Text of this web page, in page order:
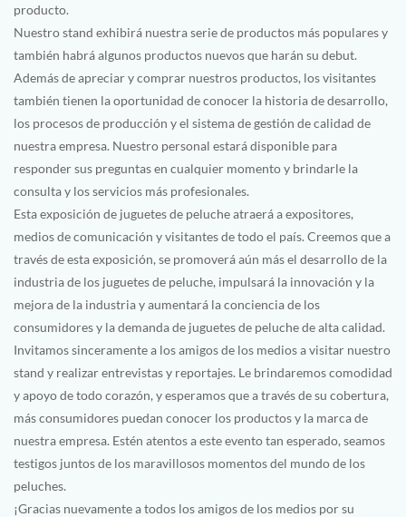
producto.
Nuestro stand exhibirá nuestra serie de productos más populares y
también habrá algunos productos nuevos que harán su debut.
Además de apreciar y comprar nuestros productos, los visitantes
también tienen la oportunidad de conocer la historia de desarrollo,
los procesos de producción y el sistema de gestión de calidad de
nuestra empresa. Nuestro personal estará disponible para
responder sus preguntas en cualquier momento y brindarle la
consulta y los servicios más profesionales.
Esta exposición de juguetes de peluche atraerá a expositores,
medios de comunicación y visitantes de todo el país. Creemos que a
través de esta exposición, se promoverá aún más el desarrollo de la
industria de los juguetes de peluche, impulsará la innovación y la
mejora de la industria y aumentará la conciencia de los
consumidores y la demanda de juguetes de peluche de alta calidad.
Invitamos sinceramente a los amigos de los medios a visitar nuestro
stand y realizar entrevistas y reportajes. Le brindaremos comodidad
y apoyo de todo corazón, y esperamos que a través de su cobertura,
más consumidores puedan conocer los productos y la marca de
nuestra empresa. Estén atentos a este evento tan esperado, seamos
testigos juntos de los maravillosos momentos del mundo de los
peluches.
¡Gracias nuevamente a todos los amigos de los medios por su